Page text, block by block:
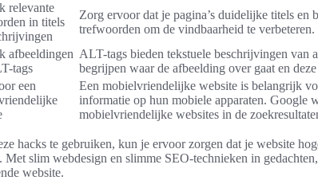
relevante
in titels
Zorg ervoor dat je pagina’s duidelijke titels en
trefwoorden om de vindbaarheid te verbeteren.
afbeeldingen
tags
ALT-tags bieden tekstuele beschrijvingen van
begrijpen waar de afbeelding over gaat en
een
Een mobielvriendelijke website is belangrijk
informatie op hun mobiele apparaten. Google
mobielvriendelijke websites in de
hacks te gebruiken, kun je ervoor zorgen dat je website
Met slim webdesign en slimme SEO-technieken in
website.